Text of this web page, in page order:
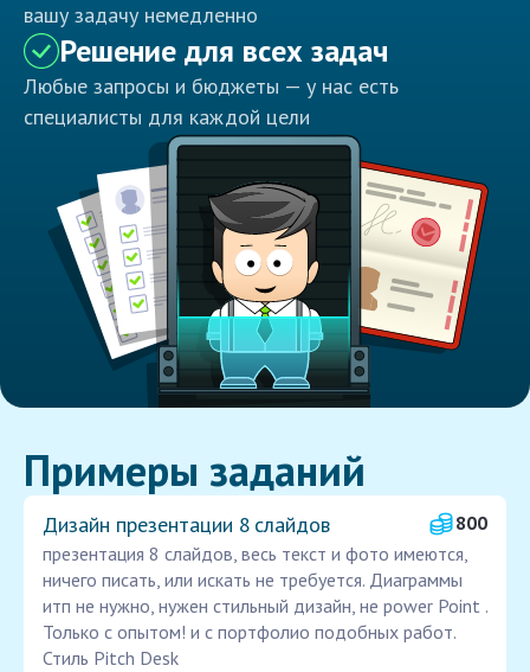
вашу задачу немедленно
Решение для всех задач
Любые запросы и бюджеты — у нас есть
специалисты для каждой цели
Примеры заданий
Дизайн презентации 8 слайдов
800
презентация 8 слайдов, весь текст и фото имеются,
ничего писать, или искать не требуется. Диаграммы
итп не нужно, нужен стильный дизайн, не power Point .
Только с опытом! и с портфолио подобных работ.
Стиль Pitch Desk